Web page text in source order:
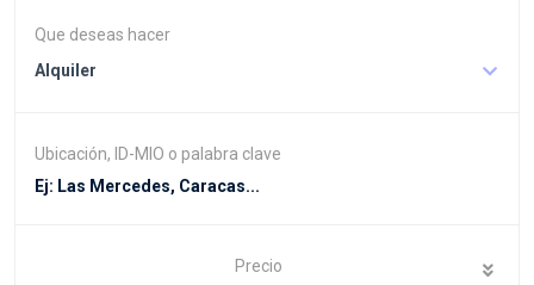
Que deseas hacer
Alquiler
Ubicación, ID-MIO o palabra clave
Precio